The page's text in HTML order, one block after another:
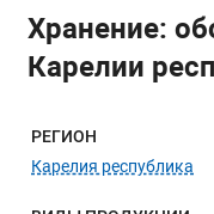
Хранение:
Карелии
Меню
РЕГИОН
Карелия республика